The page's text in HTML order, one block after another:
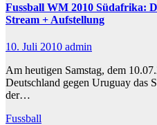
Fussball WM 2010 Südafrika:
Stream + Aufstellung
10. Juli 2010 admin
Am heutigen Samstag, dem
Deutschland gegen Uruguay das
der…
Fussball